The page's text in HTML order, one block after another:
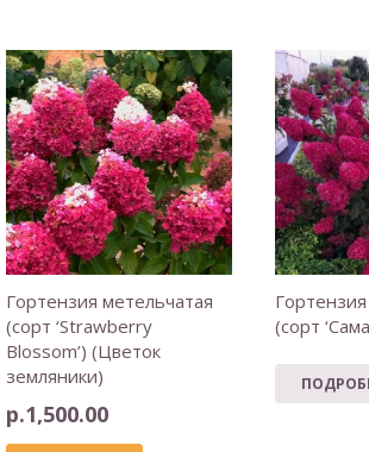
Гортензия метельчатая
(сорт ‘Strawberry
Blossom’) (Цветок
земляники)
р.1,500.00
(сорт